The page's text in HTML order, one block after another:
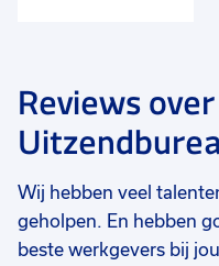
Reviews
Wij hebben veel
geholpen. En hebben
beste werkgevers bij